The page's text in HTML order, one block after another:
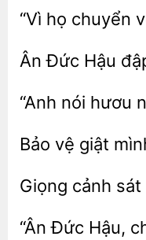
chuyển
Đức
“Anh
vệ giật
Giọng cảnh
“Ân Hậu,